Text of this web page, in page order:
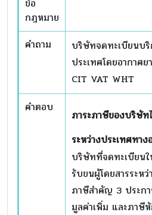
ข้อ
กฎหมาย
คำถาม
บริษัทจดทะเบียนบริ
ประเทศโดยอากาศ
CIT VAT WHT
คำตอบ
ภาระภาษีของบริษัท
ระหว่างประเทศทาง
บริษัทที่จดทะเบียนใ
รับขนผู้โดยสารระห
ภาษีสำคัญ 3 ประก
มูลค่าเพิ่ม และภา